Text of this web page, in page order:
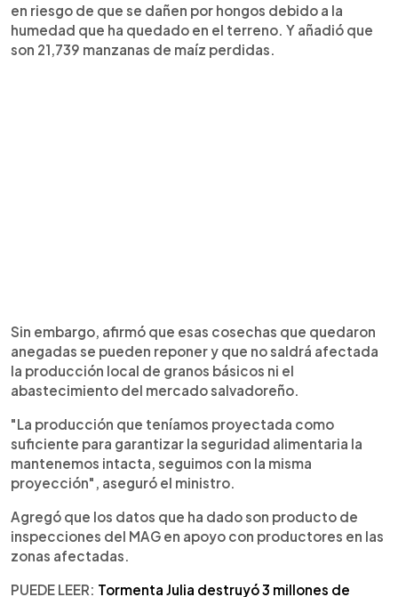
en riesgo de que se dañen por hongos debido a la
humedad que ha quedado en el terreno. Y añadió que
son 21,739 manzanas de maíz perdidas.
Sin embargo, afirmó que esas cosechas que quedaron
anegadas se pueden reponer y que no saldrá afectada
la producción local de granos básicos ni el
abastecimiento del mercado salvadoreño.
"La producción que teníamos proyectada como
suficiente para garantizar la seguridad alimentaria la
mantenemos intacta, seguimos con la misma
proyección", aseguró el ministro.
Agregó que los datos que ha dado son producto de
inspecciones del MAG en apoyo con productores en las
zonas afectadas.
PUEDE LEER: Tormenta Julia destruyó 3 millones de